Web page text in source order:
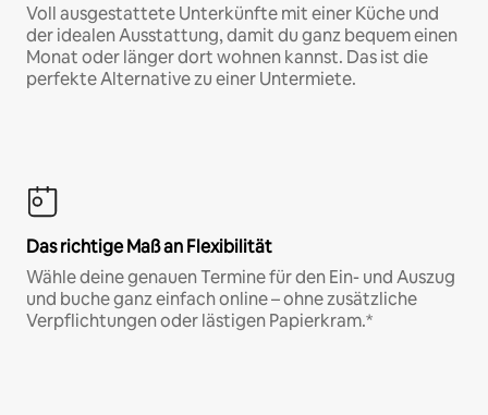
Voll ausgestattete Unterkünfte mit einer Küche und
der idealen Ausstattung, damit du ganz bequem einen
Monat oder länger dort wohnen kannst. Das ist die
perfekte Alternative zu einer Untermiete.
Das richtige Maß an Flexibilität
Wähle deine genauen Termine für den Ein- und Auszug
und buche ganz einfach online – ohne zusätzliche
Verpflichtungen oder lästigen Papierkram.*